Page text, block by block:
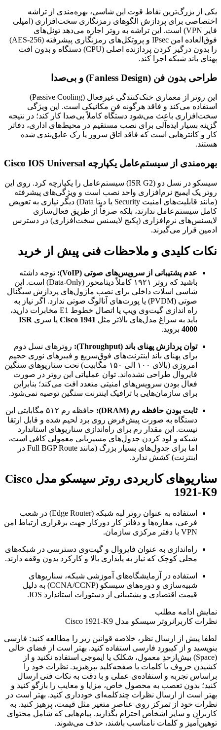
یکی از بزرگ‌ترین نقاط قوت این شاسی، بهره‌مندی از تراشه
اختصاصی برای پردازش الگوهای رمزنگاری سخت‌افزاری (امپلی
فایر VPN) است. این تراشه به روتر اجازه می‌دهد تونل‌های
فوق‌العاده امن IPsec و پروتکل‌های رمزنگاری پیشرفته (AES-256)
را بدون درگیر کردن پردازنده اصلی (CPU) دستگاه و بدون افت
پهنای باند شبکه اجرا کند.
طراحی بدون فن (Fanless Design) و بی‌صدا
این روتر از معماری خنک‌کنندگی غیرفعال (Passive Cooling)
استفاده می‌کند و فاقد هرگونه فن مکانیکی است. این ویژگی
سخت‌افزاری باعث می‌شود دستگاه کاملاً بی‌صدا کار کند؛ در نتیجه
گزینه بسیار ایده‌آلی برای نصب مستقیم در محیط‌های اداری، دفاتر
کار و کانترهایی است که فاقد اتاق سرور یا رک عایق‌بندی شده
هستند.
بهره‌مندی از سیستم‌عامل یکپارچه Cisco IOS Universal
سیسکو در نسل دو (ISR G2) سیستم‌عامل را یکپارچه کرد. روی این
روتر یک ایمیج نرم‌افزاری واحد نصب است و ویژگی‌های پیشرفته
(مانند قابلیت‌های امنیت Security یا دیتا Data) دیگر نیازی به تعویض
کامل سیستم‌عامل ندارند، بلکه صرفاً از طریق فعال‌سازی
لایسنس‌های نرم‌افزاری (پکیج لایسنس سخت‌افزاری) در دسترس
ادمین قرار می‌گیرند.
نکات کلیدی و ملاحظات فنی پیش از خرید
عدم پشتیبانی از سرویس‌های صوتی (VoIP):
توجه داشته
باشید که روتر ۱۹۲۱ کاملاً دیتامحور (Data-Only) است. این
شاسی اسلات داخلی برای نصب ماژول‌های پردازش سیگنال
صوتی (PVDM) یا پورت‌های آنالوگ صوتی ندارد. اگر نیاز به
راه اندازی گیت‌وی ویپ یا اتصال خطوط E1 مخابرات دارید،
باید به سراغ مدل‌های بالاتر مثل Cisco 1941 یا سری ISR
4000 بروید.
توان پردازش پهنای باند (Throughput):
روترهای نسل دوم
برای پهنای باند اینترنت‌های فوق‌سریع و فیبرهای نوری حجیم
امروزی (بالای ۱۰۰ الی ۱۵۰ مگابیت) تحت سناریوهای سنگین
فایروال طراحی نشده‌اند. توان عملیاتی این روتر در صورت
فعال بودن سرویس‌های امنیتی متعدد افت می‌کند؛ بنابراین
برای سازمان‌هایی با ترافیک اینترنت سنگین توصیه نمی‌شود.
ثابت بودن حافظه رم (DRAM):
حافظه رم ۵۱۲ مگابایتی این
دستگاه به صورت پیش‌فرض روی برد لحیم شده و قابل ارتقا
نیست. این مقدار رم برای راه‌اندازی سناریوهای استاندارد
شبکه و لود کردن جدول‌های مسیریابی معمولی کافی است،
اما برای جدول‌های بسیار بزرگ (مانند Full BGP Route در
اینترنت) کشش ندارد.
سناریوهای کاربردی روتر سیسکو مدل Cisco
1921-K9
استفاده به عنوان روتر لبه شبکه (Edge Router) در شعب
فرعی، مغازه‌ها و دفاتر کار دورکار جهت برقراری ارتباط امن
VPN با دفتر مرکزی سازمان.
راه‌اندازی به عنوان فایروال و گیت‌وی دسترسی در شبکه‌های
محلی کوچک که نیاز به پایداری بالا و کارکرد بدون وقفه دارند.
استفاده در آزمایشگاه‌های آموزشی شبکه، سناریوهای
شبیه‌سازی و دوره‌های سیسکو (CCNA/CCNP) به دلیل
قیمت اقتصادی و پشتیبانی از دستورات استاندارد IOS.
نمایش ادامه مطلب
نظرات کاربرانروتر سیسکو مدل Cisco 1921-K9
لطفا پیش از ارسال نظر، خلاصه قوانین زیر را مطالعه کنید: فارسی
بنویسید و از کیبورد فارسی استفاده کنید. بهتر است از فضای خالی
(Space) بیش‌از‌حدِ معمول، شکلک یا ایموجی استفاده نکنید و از
کشیدن حروف یا کلمات با صفحه‌کلید بپرهیزید. نظرات خود را
براساس تجربه و استفاده‌ی عملی و با دقت به نکات فنی ارسال
کنید؛ بدون تعصب به محصول خاص، مزایا و معایب را بازگو کنید و
بهتر است از ارسال نظرات چندکلمه‌‌ای خودداری کنید. بهتر است در
نظرات خود از تمرکز روی عناصر متغیر مثل قیمت، پرهیز کنید. به
کاربران و سایر اشخاص احترام بگذارید. پیام‌هایی که شامل محتوای
توهین‌آمیز و کلمات نامناسب باشند، حذف می‌شوند.